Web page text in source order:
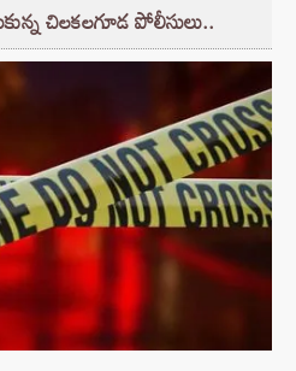
చిలకలగూడ పోలీసులు..